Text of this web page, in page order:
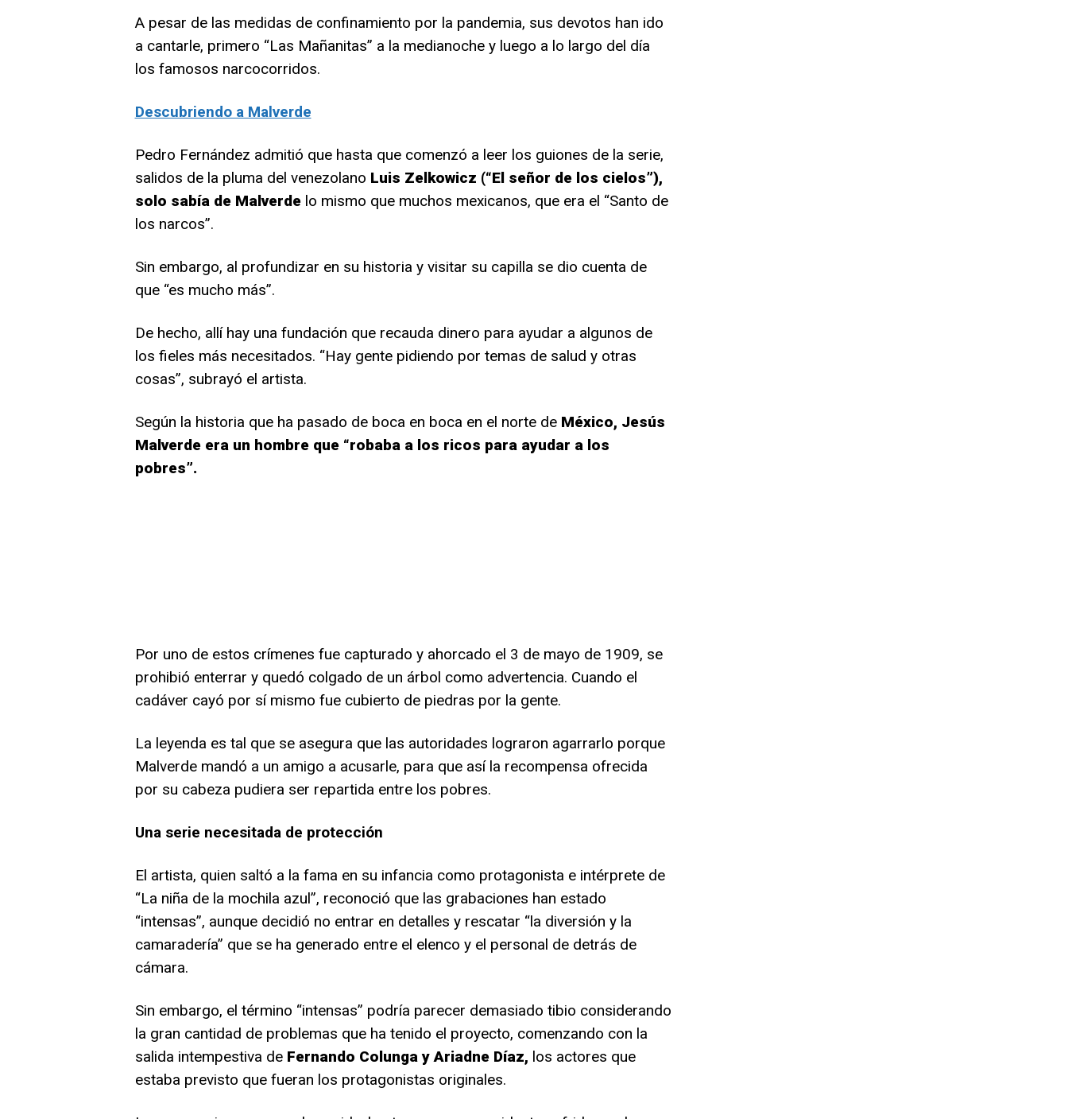
A pesar de las medidas de confinamiento por la pandemia, sus devotos han ido
a cantarle, primero “Las Mañanitas” a la medianoche y luego a lo largo del día
los famosos narcocorridos.
Descubriendo a Malverde
Pedro Fernández admitió que hasta que comenzó a leer los guiones de la serie,
salidos de la pluma del venezolano Luis Zelkowicz (“El señor de los cielos”),
solo sabía de Malverdelo mismo que muchos mexicanos, que era el “Santo de
los narcos”.
Sin embargo, al profundizar en su historia y visitar su capilla se dio cuenta de
que “es mucho más”.
De hecho, allí hay una fundación que recauda dinero para ayudar a algunos de
los fieles más necesitados. “Hay gente pidiendo por temas de salud y otras
cosas”, subrayó el artista.
Según la historia que ha pasado de boca en boca en el norte deMéxico, Jesús
Malverde era un hombre que “robaba a los ricos para ayudar a los
pobres”.
Por uno de estos crímenes fue capturado y ahorcado el 3 de mayo de 1909, se
prohibió enterrar y quedó colgado de un árbol como advertencia. Cuando el
cadáver cayó por sí mismo fue cubierto de piedras por la gente.
La leyenda es tal que se asegura que las autoridades lograron agarrarlo porque
Malverde mandó a un amigo a acusarle, para que así la recompensa ofrecida
por su cabeza pudiera ser repartida entre los pobres.
Una serie necesitada de protección
El artista, quien saltó a la fama en su infancia como protagonista e intérprete de
“La niña de la mochila azul”, reconoció que las grabaciones han estado
“intensas”, aunque decidió no entrar en detalles y rescatar “la diversión y la
camaradería” que se ha generado entre el elenco y el personal de detrás de
cámara.
Sin embargo, el término “intensas” podría parecer demasiado tibio considerando
la gran cantidad de problemas que ha tenido el proyecto, comenzando con la
salida intempestiva de Fernando Colunga y Ariadne Díaz, los actores que
estaba previsto que fueran los protagonistas originales.